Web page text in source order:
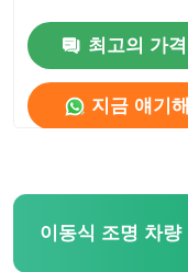
최고의 가격
지금 얘기해
이동식 조명 차량